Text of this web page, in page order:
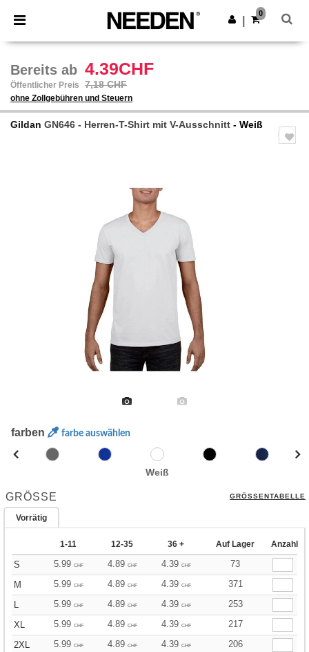
× Needen App
Bessere Preise in der App!
App holen
0
Bereits ab 4.39CHF
Öffentlicher Preis 7,18 CHF
ohne Zollgebühren und Steuern
Gildan GN646 - Herren-T-Shirt mit V-Ausschnitt - Weiß
farben farbe auswählen
Weiß
GRÖSSE GRÖSSENTABELLE
Vorrätig
1-11 12-35 36 + Auf Lager Anzahl
S 5.99 CHF 4.89 CHF 4.39 CHF
73
M
5.99 CHF 4.89 CHF 4.39 CHF
371
L
5.99 CHF 4.89 CHF 4.39 CHF
253
XL
5.99 CHF 4.89 CHF 4.39 CHF
217
2XL
5.99 CHF 4.89 CHF 4.39 CHF
206